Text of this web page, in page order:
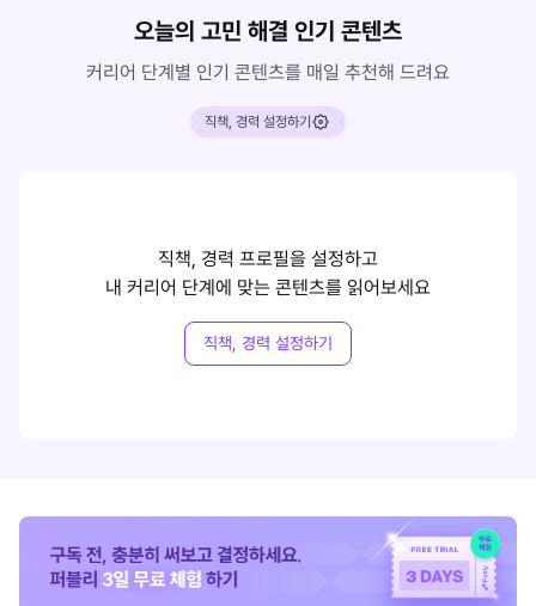
오늘의 고민 해결 인기 콘텐츠
커리어 단계별 인기 콘텐츠를 매일 추천해 드려요
직책, 경력 설정하기
직책, 경력 프로필을 설정하고
내 커리어 단계에 맞는 콘텐츠를 읽어보세요
직책, 경력 설정하기